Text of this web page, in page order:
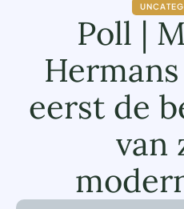
Poll |
eerst de
van